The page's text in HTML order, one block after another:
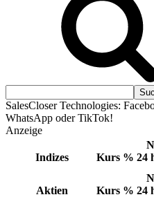
SalesCloser Technologies:
WhatsApp oder TikTok!
Anzeige
Indizes Kurs % 24
Aktien Kurs % 24